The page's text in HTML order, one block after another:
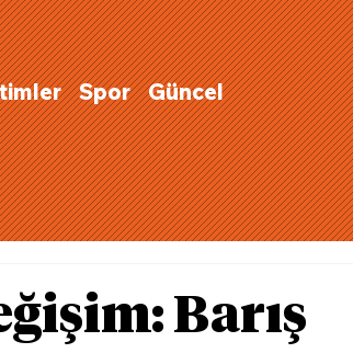
Spor Güncel
Barış